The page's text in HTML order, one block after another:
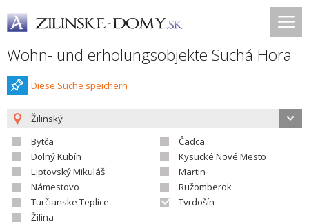
Wohn- und erholungsobjekte Suchá Hora
Diese Suche speichern
Žilinský
Bytča
Čadca
Dolný Kubín
Kysucké Nové Mesto
Liptovský Mikuláš
Martin
Námestovo
Ružomberok
Turčianske Teplice
Tvrdošín
Žilina